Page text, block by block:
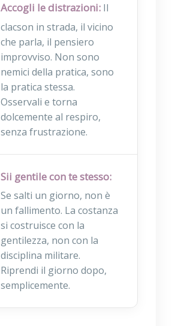
Accogli le distrazioni: Il
clacson in strada, il vicino
che parla, il pensiero
improvviso. Non sono
nemici della pratica, sono
la pratica stessa.
Osservali e torna
dolcemente al respiro,
senza frustrazione.
Sii gentile con te stesso:
Se salti un giorno, non è
un fallimento. La costanza
si costruisce con la
gentilezza, non con la
disciplina militare.
Riprendi il giorno dopo,
semplicemente.